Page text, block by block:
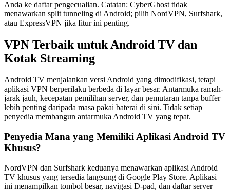
Anda ke daftar pengecualian. Catatan: CyberGhost tidak
menawarkan split tunneling di Android; pilih NordVPN, Surfshark,
atau ExpressVPN jika fitur ini penting.
VPN Terbaik untuk Android TV dan
Kotak Streaming
Android TV menjalankan versi Android yang dimodifikasi, tetapi
aplikasi VPN berperilaku berbeda di layar besar. Antarmuka ramah-
jarak jauh, kecepatan pemilihan server, dan pemutaran tanpa buffer
lebih penting daripada masa pakai baterai di sini. Tidak setiap
penyedia membangun antarmuka Android TV yang tepat.
Penyedia Mana yang Memiliki Aplikasi Android TV
Khusus?
NordVPN dan Surfshark keduanya menawarkan aplikasi Android
TV khusus yang tersedia langsung di Google Play Store. Aplikasi
ini menampilkan tombol besar, navigasi D-pad, dan daftar server